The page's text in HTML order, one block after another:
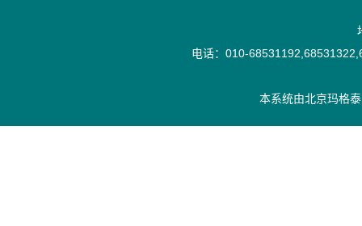
电话：010-
本系统由北京玛格